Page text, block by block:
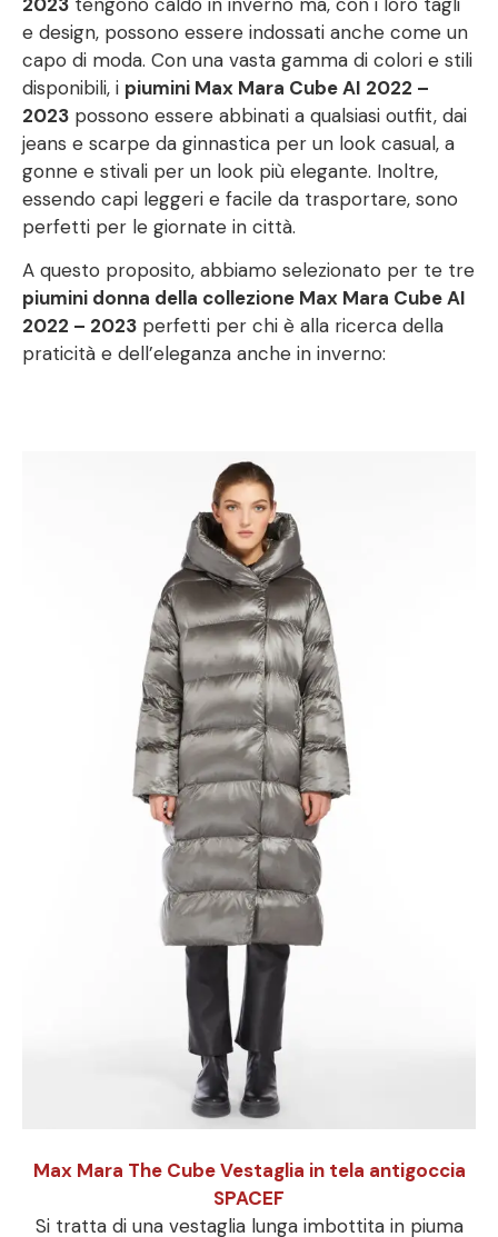
e design, possono essere indossati anche come un
capo di moda. Con una vasta gamma di colori e stili
disponibili, i piumini Max Mara Cube AI 2022 –
2023 possono essere abbinati a qualsiasi outfit, dai
jeans e scarpe da ginnastica per un look casual, a
gonne e stivali per un look più elegante. Inoltre,
essendo capi leggeri e facile da trasportare, sono
perfetti per le giornate in città.
A questo proposito, abbiamo selezionato per te tre
piumini donna della collezione Max Mara Cube AI
2022 – 2023 perfetti per chi è alla ricerca della
praticità e dell’eleganza anche in inverno:
Max Mara The Cube Vestaglia in tela antigoccia
SPACEF
Si tratta di una vestaglia lunga imbottita in piuma